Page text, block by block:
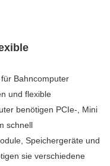
Bahncomputer
und flexible
benötigen PCIe-, Mini
schnell
Speichergeräte und
sie verschiedene